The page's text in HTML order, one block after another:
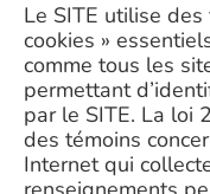
Le SITE utilise
cookies »
comme tous les
permettant
par le SITE. La loi
des témoins
Internet qui